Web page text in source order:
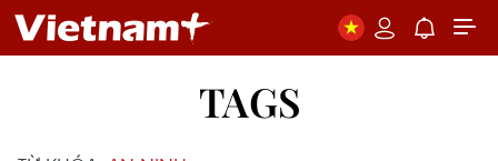
TAGS